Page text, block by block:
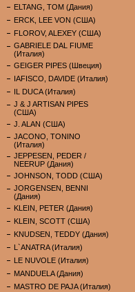
ELTANG, TOM (Дания)
ERCK, LEE VON (США)
FLOROV, ALEXEY (США)
GABRIELE DAL FIUME
(Италия)
GEIGER PIPES (Швеция)
IAFISCO, DAVIDE (Италия)
IL DUCA (Италия)
J & J ARTISAN PIPES
(США)
J. ALAN (США)
JACONO, TONINO
(Италия)
JEPPESEN, PEDER /
NEERUP (Дания)
JOHNSON, TODD (США)
JORGENSEN, BENNI
(Дания)
KLEIN, PETER (Дания)
KLEIN, SCOTT (США)
KNUDSEN, TEDDY (Дания)
L`ANATRA (Италия)
LE NUVOLE (Италия)
MANDUELA (Дания)
MASTRO DE PAJA (Италия)